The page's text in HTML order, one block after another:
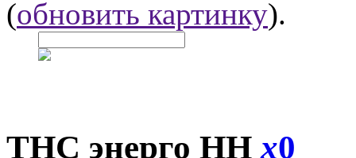
(обновить картинку).
ТНС энерго ННx0